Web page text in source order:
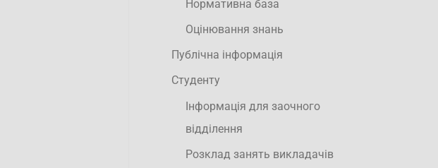
Нормативна база
Оцінювання знань
Публічна інформація
Студенту
Інформація для заочного
відділення
Розклад занять викладачів